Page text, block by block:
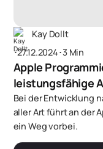
Kay Dollt
･27.12.2024･3 Min
Apple
leistungsfähige
Bei der Entwicklung
aller Art führt an der
ein Weg vorbei.